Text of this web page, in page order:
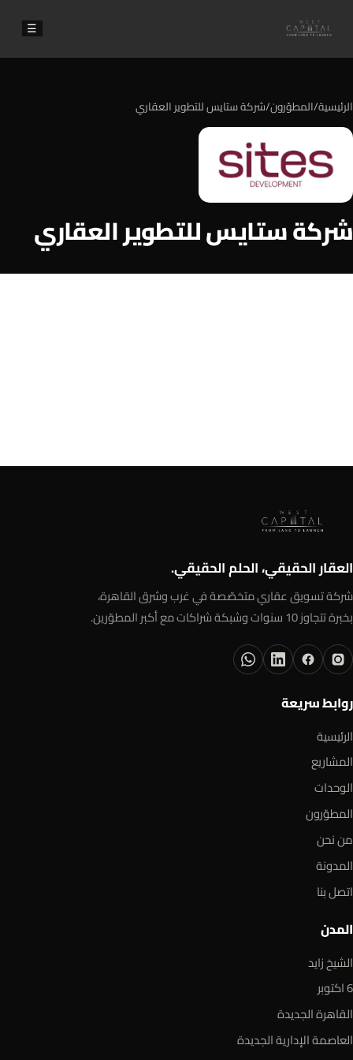
☰
الرئيسية/المطوّرون/شركة ستايس للتطوير العقاري
شركة ستايس للتطوير العقاري
العقار الحقيقي، الحلم الحقيقي.
شركة تسويق عقاري متخصّصة في غرب وشرق القاهرة،
بخبرة تتجاوز 10 سنوات وشبكة شراكات مع أكبر المطوّرين.
روابط سريعة
الرئيسية
المشاريع
الوحدات
المطوّرون
من نحن
المدونة
اتصل بنا
المدن
الشيخ زايد
6 اكتوبر
القاهرة الجديدة
العاصمة الإدارية الجديدة